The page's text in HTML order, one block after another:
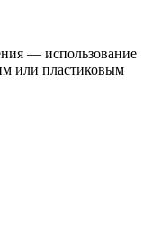
— использование
или пластиковым